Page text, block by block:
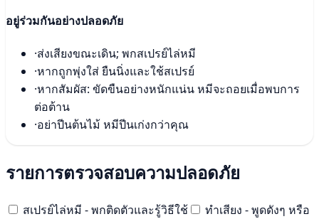
อยู่ร่วมกันอย่างปลอดภัย
·ส่งเสียงขณะเดิน; พกสเปรย์ไล่หมี
·หากถูกพุ่งใส่ ยืนนิ่งและใช้สเปรย์
·หากสัมผัส: ขัดขืนอย่างหนักแน่น หมีจะถอยเมื่อพบการ
ต่อต้าน
·อย่าปีนต้นไม้ หมีปีนเก่งกว่าคุณ
รายการตรวจสอบความปลอดภัย
สเปรย์ไล่หมี - พกติดตัวและรู้วิธีใช้
ทำเสียง - พูดดังๆ หรือ